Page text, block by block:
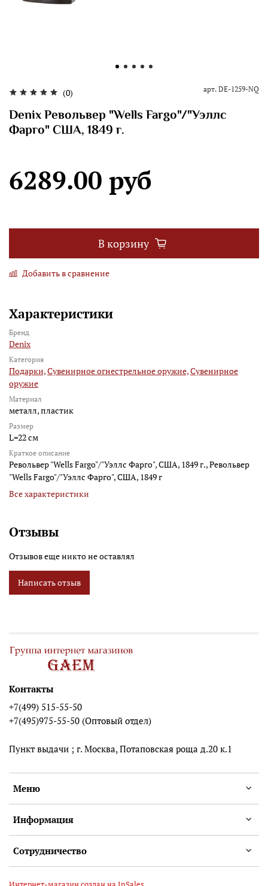
(0) арт. DE-1259-NQ
Denix Револьвер "Wells Fargo"/"Уэллс
Фарго" США, 1849 г.
6289.00 руб
В корзину
Добавить в сравнение
Характеристики
Бренд
Denix
Категория
Подарки,Сувенирное огнестрельное оружие,Сувенирное
оружие
Материал
металл, пластик
Размер
L=22 см
Краткое описание
Револьвер "Wells Fargo"/"Уэллс Фарго", США, 1849 г., Револьвер
"Wells Fargo"/"Уэллс Фарго", США, 1849 г
Все характеристики
Отзывы
Отзывов еще никто не оставлял
Написать отзыв
Меню
Информация
Сотрудничество
Контакты
+7(499) 515-55-50
+7(495)975-55-50 (Оптовый отдел)
Пункт выдачи ; г. Москва, Потаповская роща д.20 к.1